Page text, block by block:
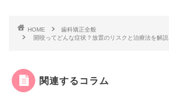
HOME
歯科矯正全般
開咬ってどんな症状？放置のリスクと治療法を解説
関連するコラム